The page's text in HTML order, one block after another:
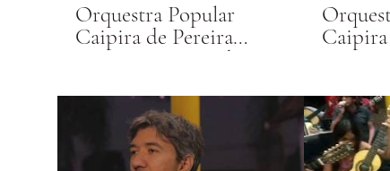
Orquestra Popular
Caipira de Pereira
Barreto executando "Eu